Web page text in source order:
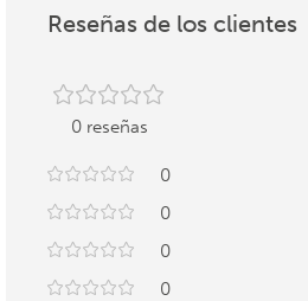
Reseñas de los clientes
0 reseñas
0
0
0
0